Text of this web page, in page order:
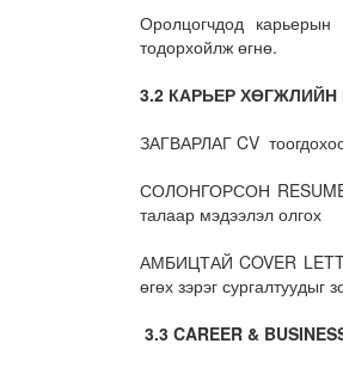
Оролцогчдод
тодорхойлж өгнө.
3.2 КАРЬЕР
ЗАГВАРЛАГ CV
СОЛОНГОРСОН RESUME
талаар мэдээлэл олгох
АМБИЦТАЙ COVER
өгөх зэрэг сургалтуудыг
3.3 CAREER &